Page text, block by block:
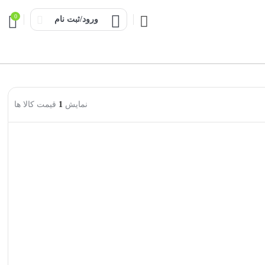
ورود/ثبت نام 0
نمایش 1 قیمت کالا ها